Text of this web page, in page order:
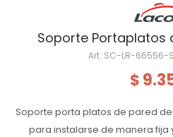
Soporte Portaplatos
SC-LR-66556-
$
Soporte porta platos de pared
para instalarse de manera fija